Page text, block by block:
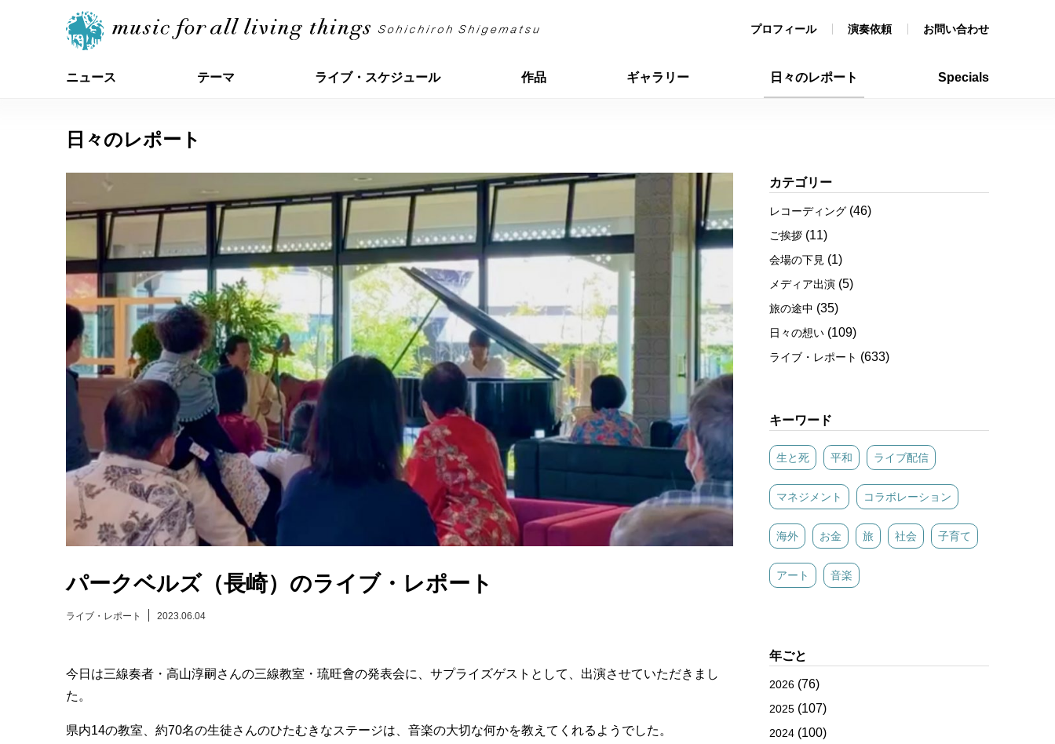
プロフィール 演奏依頼 お問い合わせ
ニュース テーマ ライブ・スケジュール 作品 ギャラリー 日々のレポート Specials
日々のレポート
パークベルズ（長崎）のライブ・レポート
ライブ・レポート 2023.06.04
今日は三線奏者・高山淳嗣さんの三線教室・琉旺會の発表会に、サプライズゲストとして、出演させていただきまし
た。
県内14の教室、約70名の生徒さんのひたむきなステージは、音楽の大切な何かを教えてくれるようでした。
カテゴリー
レコーディング (46)
ご挨拶 (11)
会場の下見 (1)
メディア出演 (5)
旅の途中 (35)
日々の想い (109)
ライブ・レポート (633)
キーワード
生と死 平和 ライブ配信
マネジメント コラボレーション
海外 お金 旅 社会 子育て
アート 音楽
年ごと
2026 (76)
2025 (107)
2024 (100)